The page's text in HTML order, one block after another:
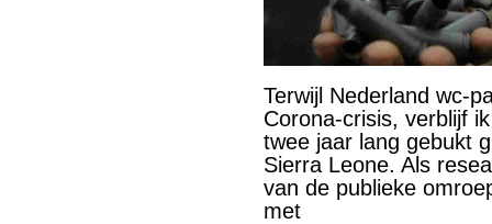
Terwijl Nederland wc-
Corona-crisis, verblijf
twee jaar lang gebukt
Sierra Leone. Als
van de publieke
met